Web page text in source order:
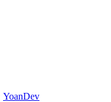
YoanDev